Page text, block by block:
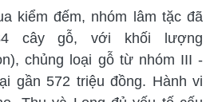
kiểm đếm, nhóm lâm tặc đã
cây gỗ, với khối lượng
chủng loại gỗ từ nhóm III -
gần 572 triệu đồng. Hành vi